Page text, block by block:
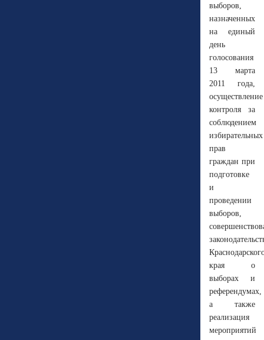
выборов,
назначенных
на единый
день
голосования
13 марта
2011 года,
осуществление
контроля за
соблюдением
избирательных
прав
граждан при
подготовке
и
проведении
выборов,
края о
выборах и
референдумах,
а также
реализация
мероприятий